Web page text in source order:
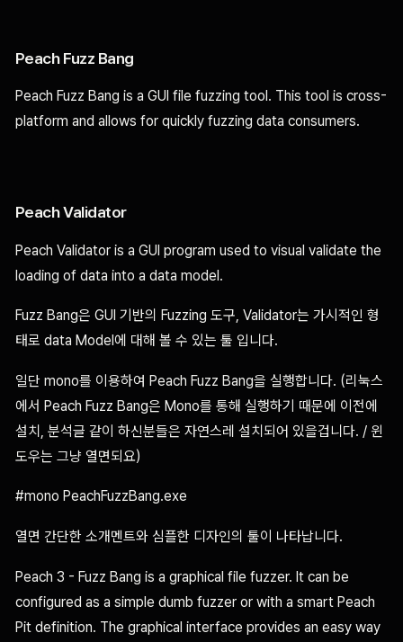
Peach Fuzz Bang
Peach Fuzz Bang is a GUI file fuzzing tool. This tool is cross-
platform and allows for quickly fuzzing data consumers.
Peach Validator
Peach Validator is a GUI program used to visual validate the
loading of data into a data model.
Fuzz Bang은 GUI 기반의 Fuzzing 도구, Validator는 가시적인 형
태로 data Model에 대해 볼 수 있는 툴 입니다.
일단 mono를 이용하여 Peach Fuzz Bang을 실행합니다. (리눅스
에서 Peach Fuzz Bang은 Mono를 통해 실행하기 때문에 이전에
설치, 분석글 같이 하신분들은 자연스레 설치되어 있을겁니다. / 윈
도우는 그냥 열면되요)
#mono PeachFuzzBang.exe
열면 간단한 소개멘트와 심플한 디자인의 툴이 나타납니다.
Peach 3 - Fuzz Bang is a graphical file fuzzer. It can be
configured as a simple dumb fuzzer or with a smart Peach
Pit definition. The graphical interface provides an easy way